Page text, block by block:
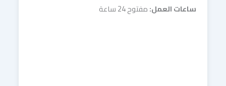
ساعات العمل:مفتوح 24 ساعة